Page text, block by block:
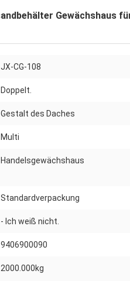
Gewächshaus
JX-CG-108
Doppelt.
Gestalt des Daches
Multi
Handelsgewächshaus
Standardverpackung
- Ich weiß nicht.
9406900090
2000.000kg